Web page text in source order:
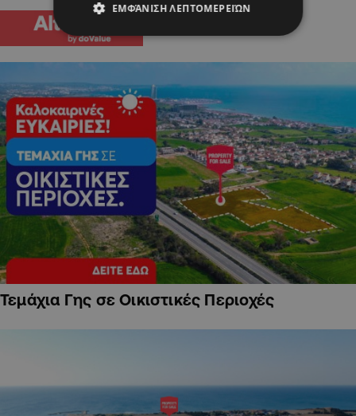
Τεμάχια Γης σε Οικιστικές Περιοχές
ΕΜΦΆΝΙΣΗ ΛΕΠΤΟΜΕΡΕΙΏΝ